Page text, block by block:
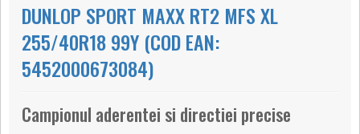
DUNLOP SPORT MAXX RT2 MFS XL
255/40R18 99Y (COD EAN:
5452000673084)
Campionul aderentei si directiei precise